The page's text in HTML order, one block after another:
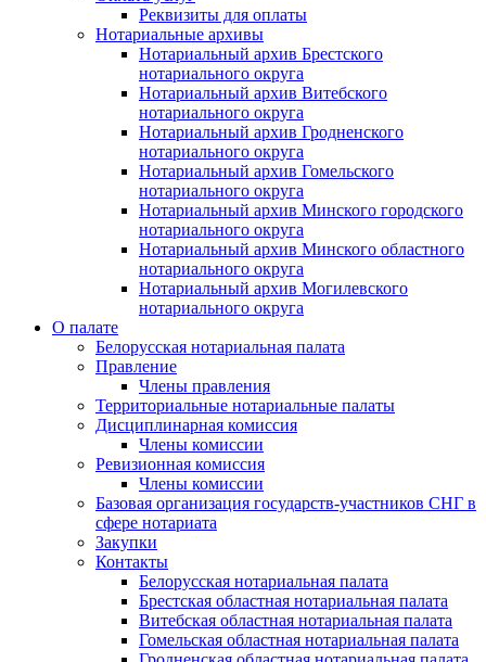
Реквизиты для оплаты
Нотариальные архивы
Нотариальный архив Брестского
нотариального округа
Нотариальный архив Витебского
нотариального округа
Нотариальный архив Гродненского
нотариального округа
Нотариальный архив Гомельского
нотариального округа
Нотариальный архив Минского городского
нотариального округа
Нотариальный архив Минского областного
нотариального округа
Нотариальный архив Могилевского
нотариального округа
О палате
Белорусская нотариальная палата
Правление
Члены правления
Территориальные нотариальные палаты
Дисциплинарная комиссия
Члены комиссии
Ревизионная комиссия
Члены комиссии
Базовая организация государств-участников СНГ в
сфере нотариата
Закупки
Контакты
Белорусская нотариальная палата
Брестская областная нотариальная палата
Витебская областная нотариальная палата
Гомельская областная нотариальная палата